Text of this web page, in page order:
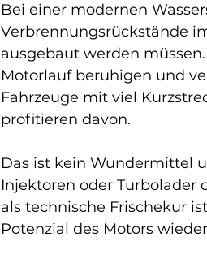
Bei einer modernen
Verbrennungsrückstände
ausgebaut werden
Motorlauf beruhigen und
Fahrzeuge mit viel
profitieren davon.
Das ist kein Wundermittel
Injektoren oder Turbolader
als technische Frischekur
Potenzial des Motors